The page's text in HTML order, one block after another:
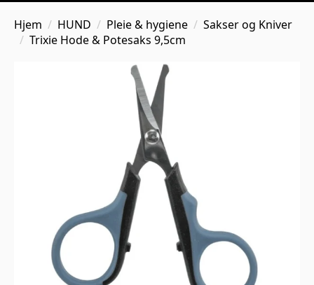
Hjem HUND Pleie & hygiene
Sakser og Kniver
Trixie Hode & Potesaks 9,5cm